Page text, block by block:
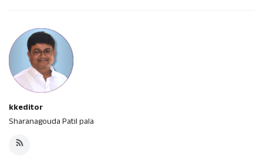
kkeditor
Sharanagouda Patil pala